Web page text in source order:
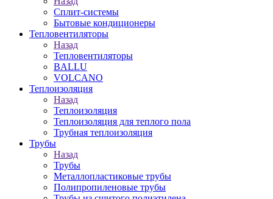
Сплит-системы
Бытовые кондиционеры
Тепловентиляторы
Назад
Тепловентиляторы
BALLU
VOLCANO
Теплоизоляция
Назад
Теплоизоляция
Теплоизоляция для теплого пола
Трубная теплоизоляция
Трубы
Назад
Трубы
Металлопластиковые трубы
Полипропиленовые трубы